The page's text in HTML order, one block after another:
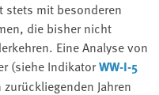
stets mit besonderen
die bisher nicht
Eine Analyse von
(siehe IndikatorWW-I-5
Jahren